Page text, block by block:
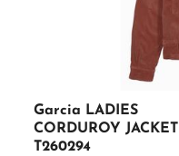
Garcia LADIES
CORDUROY JACKET
T260294